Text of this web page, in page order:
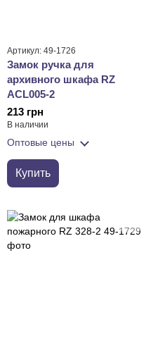
Артикул: 49-1726
Замок ручка для
архивного шкафа RZ
ACL005-2
213 грн
В наличии
Оптовые цены
Купить